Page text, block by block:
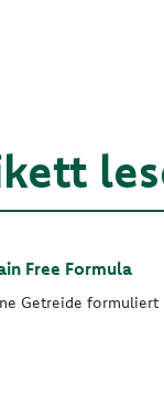
Free Formula
Getreide formuliert